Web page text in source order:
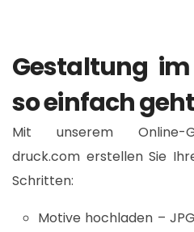
Gestaltung
so einfach
Mit unserem
druck.com erstellen Sie
Schritten:​
Motive hochladen –